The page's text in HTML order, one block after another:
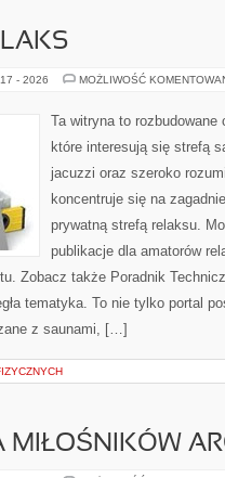
- 2026 MOŻLIWOŚĆ
Ta witryna to
które interesują się strefą
jacuzzi oraz szeroko
koncentruje się na
prywatną strefą relaksu.
publikacje dla amatorów
Zobacz także Poradnik
tematyka. To nie tylko portal
z saunami, […]
MIŁOŚNIKÓW